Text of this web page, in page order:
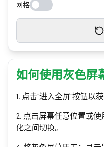
网格
如何使用灰色屏
1. 点击"进入全屏"按钮以获
2. 点击屏幕任意位置或
化之间切换。